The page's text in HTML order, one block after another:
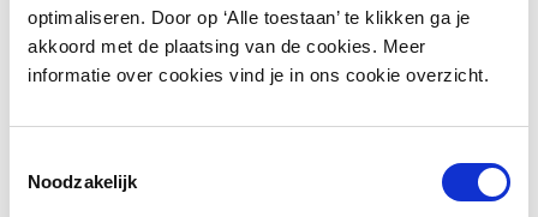
optimaliseren. Door op ‘Alle toestaan’ te klikken ga je
akkoord met de plaatsing van de cookies. Meer
informatie over cookies vind je in ons cookie overzicht.
Noodzakelijk
Enphase Energy